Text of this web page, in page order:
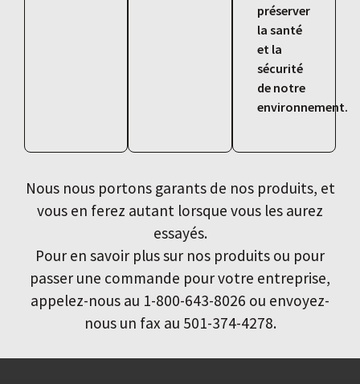
préserver
la santé
et la
sécurité
de notre
environnement.
Nous nous portons garants de nos produits, et
vous en ferez autant lorsque vous les aurez
essayés.
Pour en savoir plus sur nos produits ou pour
passer une commande pour votre entreprise,
appelez-nous au 1-800-643-8026 ou envoyez-
nous un fax au 501-374-4278.